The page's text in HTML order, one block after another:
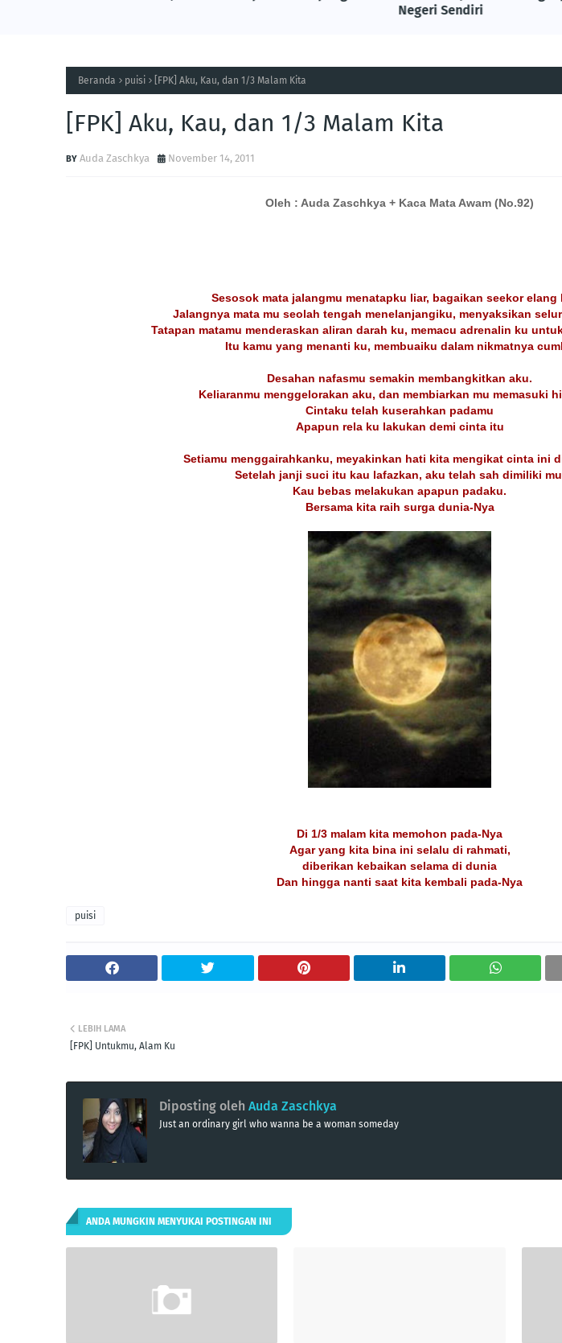
Negeri Sendiri
Beranda puisi [FPK] Aku, Kau, dan 1/3 Malam Kita
[FPK] Aku, Kau, dan 1/3 Malam Kita
Auda Zaschkya November 14, 2011
Oleh : Auda Zaschkya + Kaca Mata Awam (No.92)
Sesosok mata jalangmu menatapku liar, bagaikan seekor elang
Jalangnya mata mu seolah tengah menelanjangiku, menyaksikan
Tatapan matamu menderaskan aliran darah ku, memacu adrenalin ku
Itu kamu yang menanti ku, membuaiku dalam nikmatnya
Desahan nafasmu semakin membangkitkan aku.
Keliaranmu menggelorakan aku, dan membiarkan mu memasuki
Cintaku telah kuserahkan padamu
Apapun rela ku lakukan demi cinta itu
Setiamu menggairahkanku, meyakinkan hati kita mengikat cinta ini
Setelah janji suci itu kau lafazkan, aku telah sah dimiliki
Kau bebas melakukan apapun padaku.
Bersama kita raih surga dunia-Nya
Di 1/3 malam kita memohon pada-Nya
Agar yang kita bina ini selalu di rahmati,
diberikan kebaikan selama di dunia
Dan hingga nanti saat kita kembali pada-Nya
puisi
LEBIH LAMA
[FPK] Untukmu, Alam Ku
Diposting oleh Auda Zaschkya
Just an ordinary girl who wanna be a woman someday
ANDA MUNGKIN MENYUKAI POSTINGAN INI